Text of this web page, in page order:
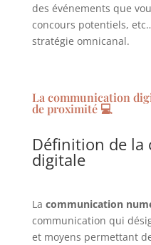
des événements que
concours potentiels,
stratégie omnicanal.
La communication
de proximité 💻
Définition de la
digitale
La communication
communication qui
et moyens permettant